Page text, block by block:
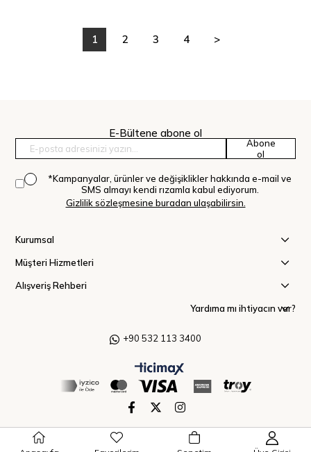
1 2 3 4 >
E-Bültene abone ol
Abone
ol
*Kampanyalar, ürünler ve değişiklikler hakkında e-mail ve
SMS almayı kendi rızamla kabul ediyorum.
Gizlilik sözleşmesine buradan ulaşabilirsin.
Kurumsal
Müşteri Hizmetleri
Alışveriş Rehberi
Yardıma mı ihtiyacın var?
+90 532 113 3400